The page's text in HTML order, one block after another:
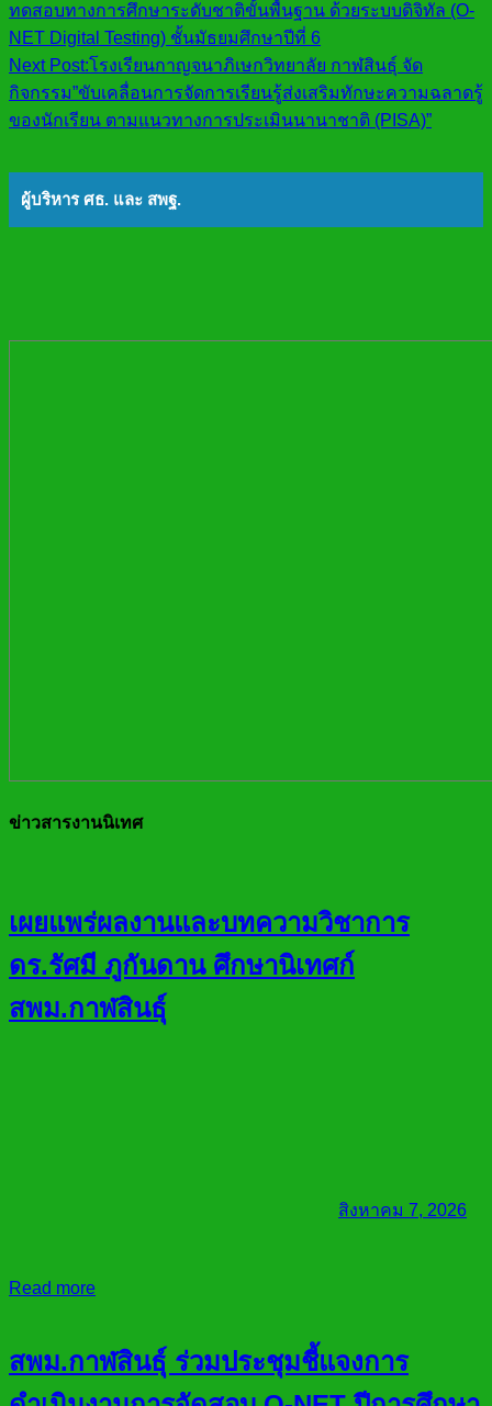
ทดสอบทางการศึกษาระดับชาติขั้นพื้นฐาน ด้วยระบบดิจิทัล (O-
NET Digital Testing) ชั้นมัธยมศึกษาปีที่ 6
Next Post:โรงเรียนกาญจนาภิเษกวิทยาลัย กาฬสินธุ์ จัด
กิจกรรม”ขับเคลื่อนการจัดการเรียนรู้ส่งเสริมทักษะความฉลาดรู้
ของนักเรียน ตามแนวทางการประเมินนานาชาติ (PISA)”
ผู้บริหาร ศธ. และ สพฐ.
ข่าวสารงานนิเทศ
เผยแพร่ผลงานและบทความวิชาการ
ดร.รัศมี ภูกันดาน ศึกษานิเทศก์
สพม.กาฬสินธุ์
สิงหาคม 7, 2026
Read more
สพม.กาฬสินธุ์ ร่วมประชุมชี้แจงการ